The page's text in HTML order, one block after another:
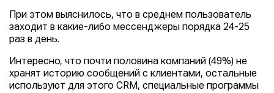
При этом выяснилось, что в среднем пользователь
заходит в какие-либо мессенджеры порядка 24-25
раз в день.
Интересно, что почти половина компаний (49%) не
хранят историю сообщений с клиентами, остальные
используют для этого CRM, специальные программы